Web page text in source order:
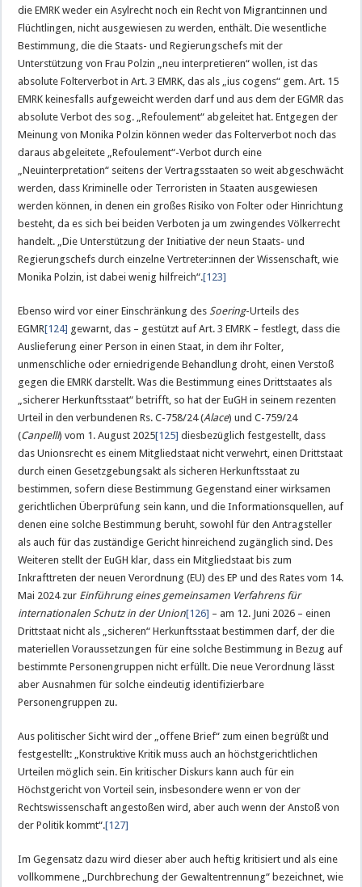
die EMRK weder ein Asylrecht noch ein Recht von Migrant:innen und
Flüchtlingen, nicht ausgewiesen zu werden, enthält. Die wesentliche
Bestimmung, die die Staats- und Regierungschefs mit der
Unterstützung von Frau Polzin „neu interpretieren“ wollen, ist das
absolute Folterverbot in Art. 3 EMRK, das als „ius cogens“ gem. Art. 15
EMRK keinesfalls aufgeweicht werden darf und aus dem der EGMR das
absolute Verbot des sog. „Refoulement“ abgeleitet hat. Entgegen der
Meinung von Monika Polzin können weder das Folterverbot noch das
daraus abgeleitete „Refoulement“-Verbot durch eine
„Neuinterpretation“ seitens der Vertragsstaaten so weit abgeschwächt
werden, dass Kriminelle oder Terroristen in Staaten ausgewiesen
werden können, in denen ein großes Risiko von Folter oder Hinrichtung
besteht, da es sich bei beiden Verboten ja um zwingendes Völkerrecht
handelt. „Die Unterstützung der Initiative der neun Staats- und
Regierungschefs durch einzelne Vertreter:innen der Wissenschaft, wie
Monika Polzin, ist dabei wenig hilfreich“.[123]
Ebenso wird vor einer Einschränkung desSoering-Urteils des
EGMR[124] gewarnt, das – gestützt auf Art. 3 EMRK – festlegt, dass die
Auslieferung einer Person in einen Staat, in dem ihr Folter,
unmenschliche oder erniedrigende Behandlung droht, einen Verstoß
gegen die EMRK darstellt. Was die Bestimmung eines Drittstaates als
„sicherer Herkunftsstaat“ betrifft, so hat der EuGH in seinem rezenten
Urteil in den verbundenen Rs. C-758/24 (Alace) und C-759/24
(Canpelli) vom 1. August 2025[125] diesbezüglich festgestellt, dass
das Unionsrecht es einem Mitgliedstaat nicht verwehrt, einen Drittstaat
durch einen Gesetzgebungsakt als sicheren Herkunftsstaat zu
bestimmen, sofern diese Bestimmung Gegenstand einer wirksamen
gerichtlichen Überprüfung sein kann, und die Informationsquellen, auf
denen eine solche Bestimmung beruht, sowohl für den Antragsteller
als auch für das zuständige Gericht hinreichend zugänglich sind. Des
Weiteren stellt der EuGH klar, dass ein Mitgliedstaat bis zum
Inkrafttreten der neuen Verordnung (EU) des EP und des Rates vom 14.
Mai 2024 zur Einführung eines gemeinsamen Verfahrens für
internationalen Schutz in der Union[126] – am 12. Juni 2026 – einen
Drittstaat nicht als „sicheren“ Herkunftsstaat bestimmen darf, der die
materiellen Voraussetzungen für eine solche Bestimmung in Bezug auf
bestimmte Personengruppen nicht erfüllt. Die neue Verordnung lässt
aber Ausnahmen für solche eindeutig identifizierbare
Personengruppen zu.
Aus politischer Sicht wird der „offene Brief“ zum einen begrüßt und
festgestellt: „Konstruktive Kritik muss auch an höchstgerichtlichen
Urteilen möglich sein. Ein kritischer Diskurs kann auch für ein
Höchstgericht von Vorteil sein, insbesondere wenn er von der
Rechtswissenschaft angestoßen wird, aber auch wenn der Anstoß von
der Politik kommt“.[127]
Im Gegensatz dazu wird dieser aber auch heftig kritisiert und als eine
vollkommene „Durchbrechung der Gewaltentrennung“ bezeichnet, wie